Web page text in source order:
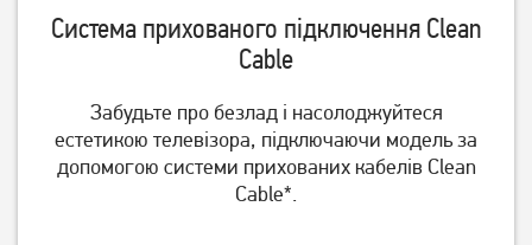
Система прихованого підключення Clean
Cable
Забудьте про безлад і насолоджуйтеся
естетикою телевізора, підключаючи модель за
допомогою системи прихованих кабелів Clean
Cable*.